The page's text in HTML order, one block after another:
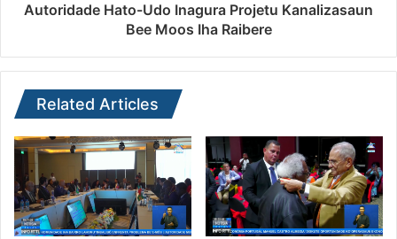
Autoridade Hato-Udo Inagura Projetu Kanalizasaun
Bee Moos Iha Raibere
Related Articles